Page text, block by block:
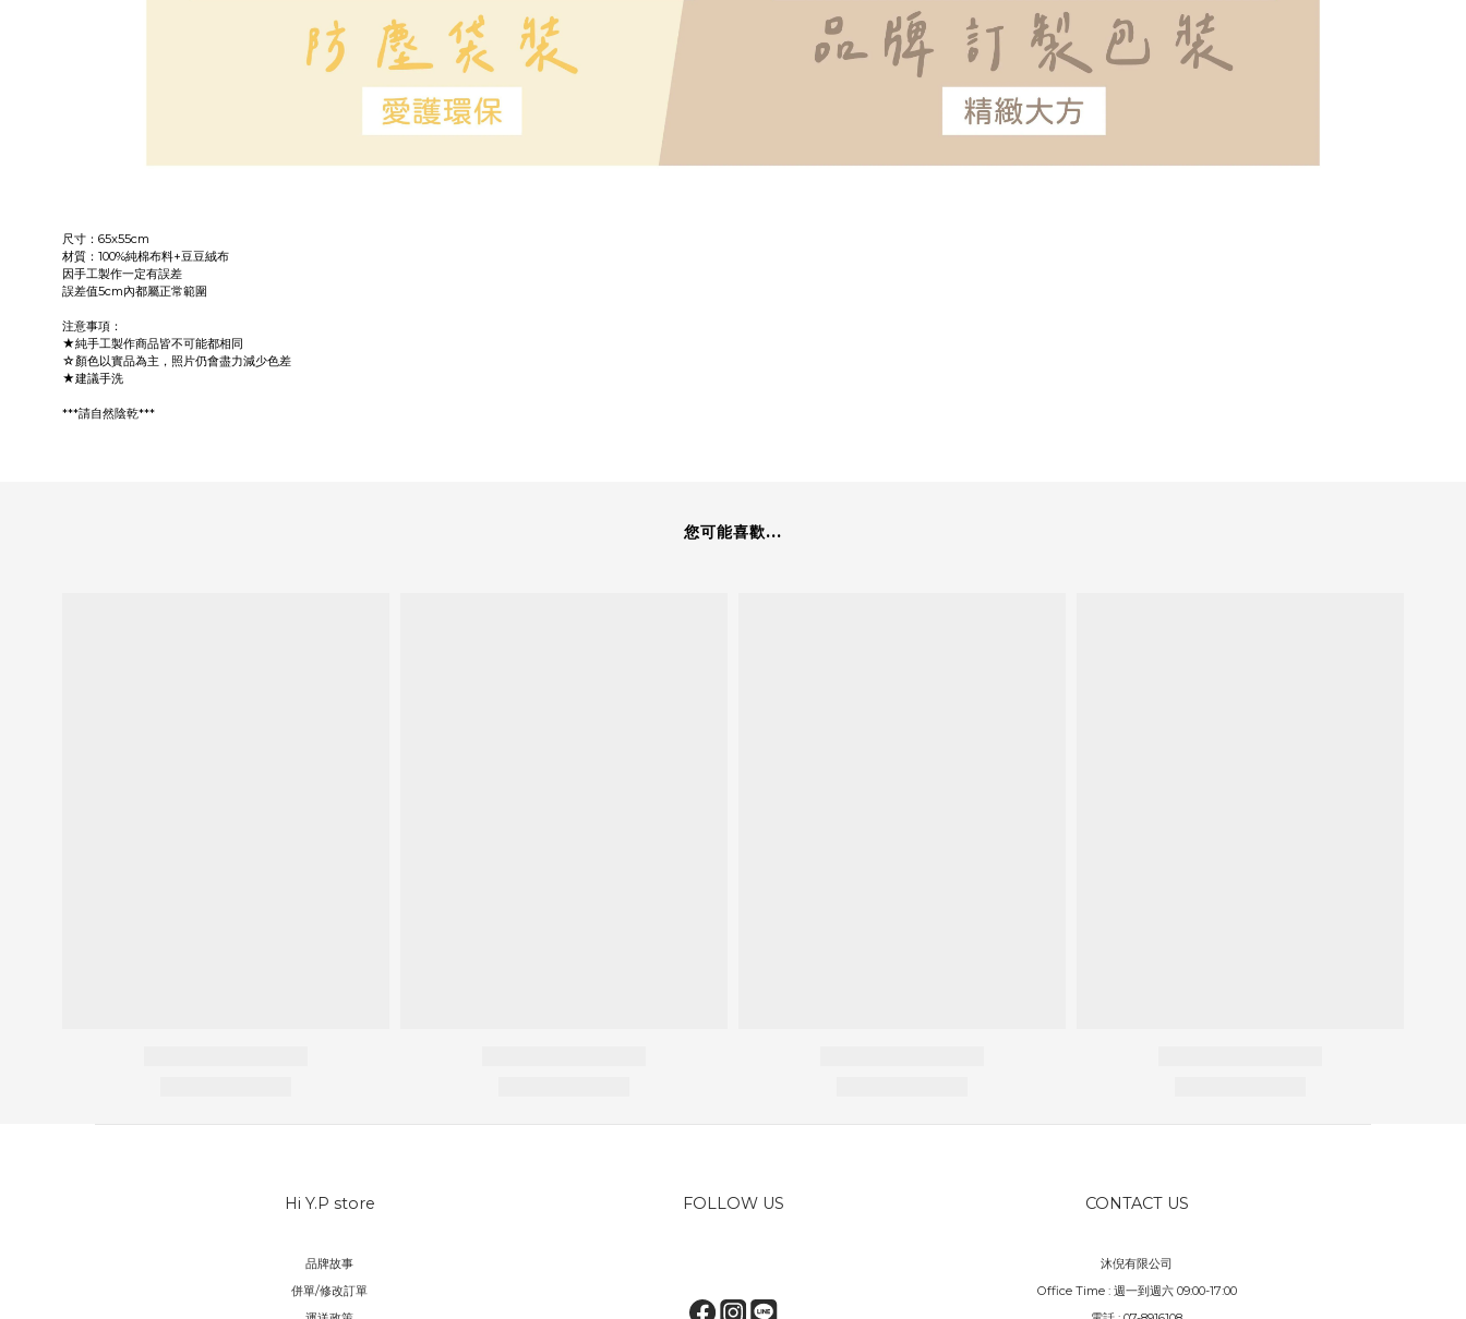
尺寸：65x55cm
材質：100%純棉布料+豆豆絨布
因手工製作一定有誤差
誤差值5cm內都屬正常範圍
注意事項：
★純手工製作商品皆不可能都相同
☆顏色以實品為主，照片仍會盡力減少色差
★建議手洗
***請自然陰乾***
您可能喜歡...
Hi Y.P store
品牌故事
併單/修改訂單
FOLLOW US CONTACT US
沐倪有限公司
Office Time : 週一到週六 09:00-17:00